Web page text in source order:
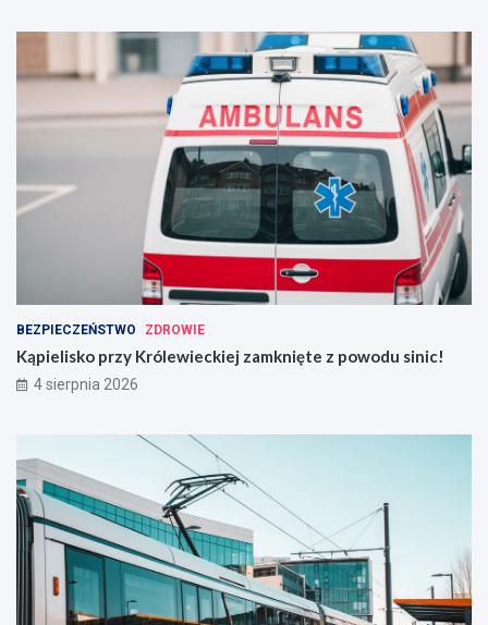
BEZPIECZEŃSTWO ZDROWIE
Kąpielisko przy Królewieckiej zamknięte z powodu sinic!
4 sierpnia 2026